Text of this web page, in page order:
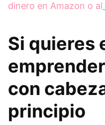
dinero en Amazon o al
Si quieres
con
principio